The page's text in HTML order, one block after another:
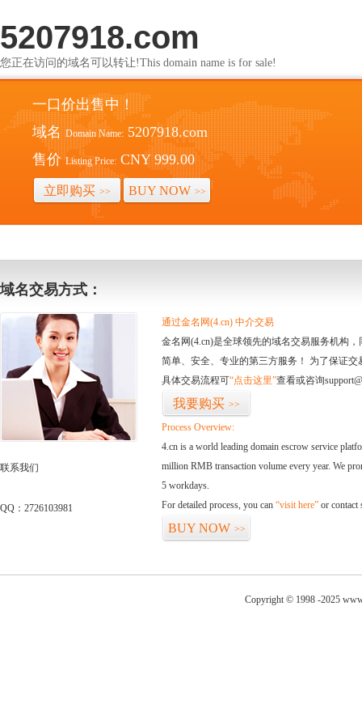
5207918.com
您正在访问的域名可以转让!This domain name is for sale!
一口价出售中！
域名 Domain Name: 5207918.com
售价 Listing Price: CNY 999.00
立即购买 >> BUY NOW >>
域名交易方式：
联系我们
QQ：2726103981
通过金名网(4.cn) 中介交易
金名网(4.cn)是全球领先的域名交易服务机构
简单、安全、专业的第三方服务！ 为了保证
具体交易流程可“点击这里”查看或咨询
我要购买 >>
Process Overview:
4.cn is a world leading domain escrow service
million RMB transaction volume every year. We
5 workdays.
For detailed process, you can “visit here” or contact
BUY NOW >>
Copyright © 1998 -2025